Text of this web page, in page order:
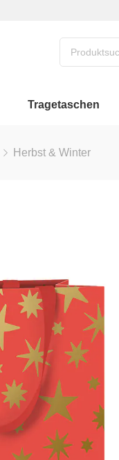
Tragetaschen
Herbst & Winter